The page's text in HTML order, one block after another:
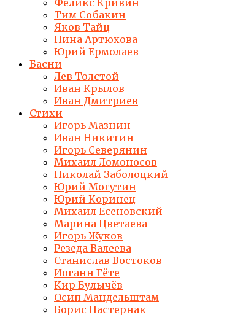
Феликс Кривин
Тим Собакин
Яков Тайц
Нина Артюхова
Юрий Ермолаев
Басни
Лев Толстой
Иван Крылов
Иван Дмитриев
Стихи
Игорь Мазнин
Иван Никитин
Игорь Северянин
Михаил Ломоносов
Николай Заболоцкий
Юрий Могутин
Юрий Коринец
Михаил Есеновский
Марина Цветаева
Игорь Жуков
Резеда Валеева
Станислав Востоков
Иоганн Гёте
Кир Булычёв
Осип Мандельштам
Борис Пастернак